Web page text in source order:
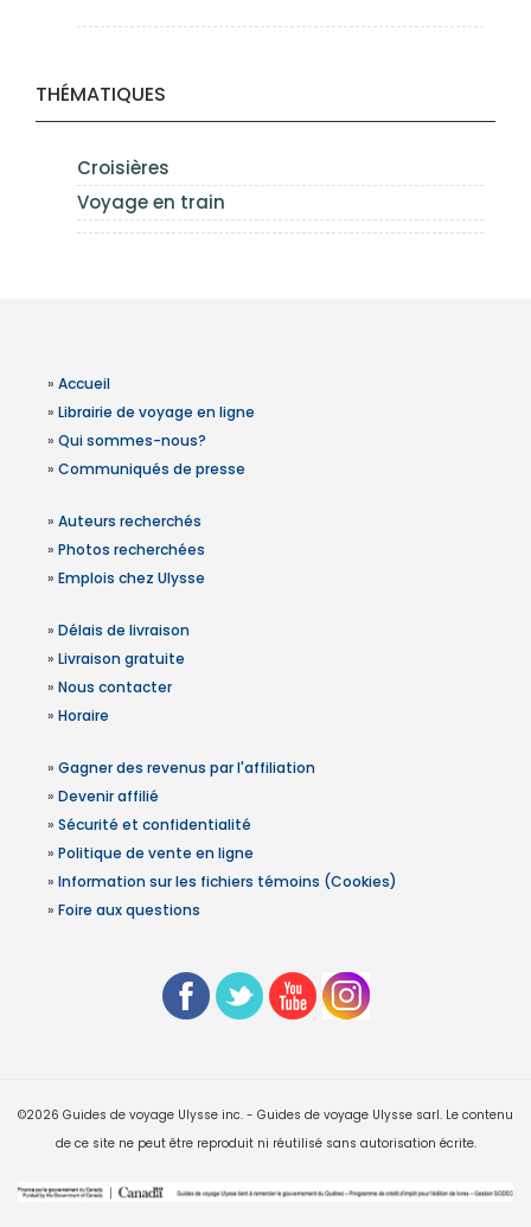
THÉMATIQUES
Croisières
Voyage en train
» Accueil
» Librairie de voyage en ligne
» Qui sommes-nous?
» Communiqués de presse
» Auteurs recherchés
» Photos recherchées
» Emplois chez Ulysse
» Délais de livraison
» Livraison gratuite
» Nous contacter
» Horaire
» Gagner des revenus par l'affiliation
» Devenir affilié
» Sécurité et confidentialité
» Politique de vente en ligne
» Information sur les fichiers témoins (Cookies)
» Foire aux questions
©2026 Guides de voyage Ulysse inc. - Guides de voyage Ulysse sarl. Le contenu
de ce site ne peut être reproduit ni réutilisé sans autorisation écrite.